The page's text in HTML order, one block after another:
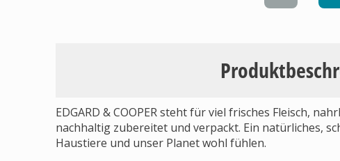
EDGARD & COOPER steht für viel frisches Fleisch,
nachhaltig zubereitet und verpackt. Ein natürliches,
Haustiere und unser Planet wohl fühlen.